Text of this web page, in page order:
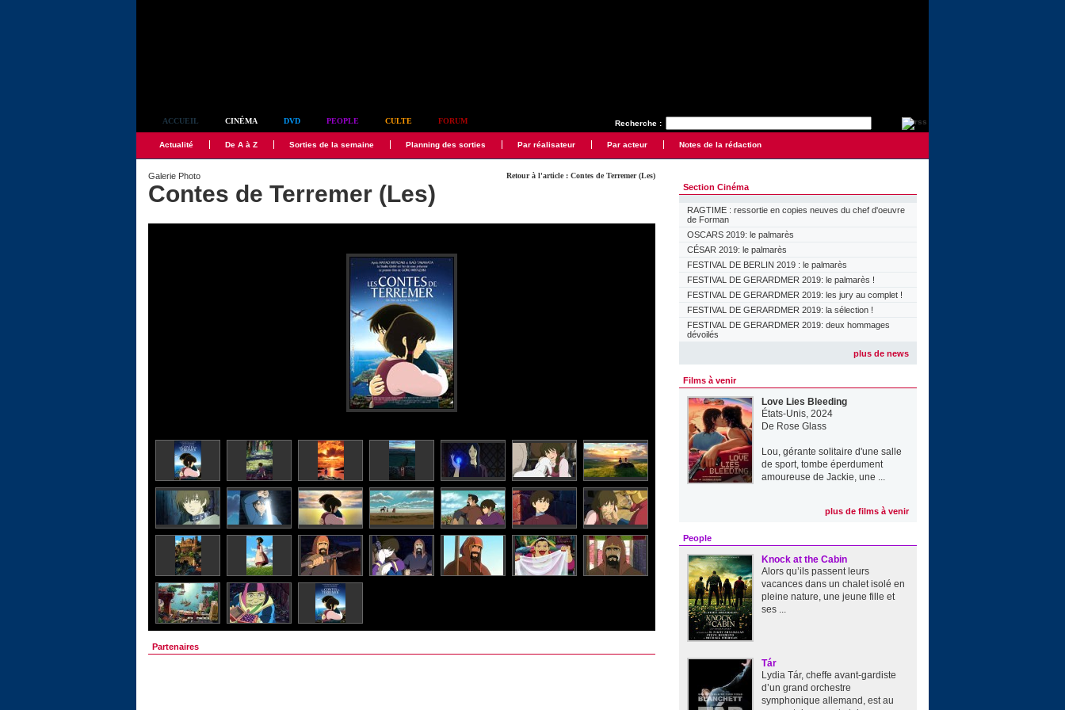
Recherche :
ACCUEIL CINÉMA DVD PEOPLE CULTE FORUM
Actualité De A à Z Sorties de la semaine Planning des sorties Par réalisateur Par acteur Notes de la rédaction
Retour à l'article : Contes de Terremer (Les)
Galerie Photo
Contes de Terremer (Les)
Partenaires
Section Cinéma
RAGTIME : ressortie en copies neuves du chef d'oeuvre
de Forman
OSCARS 2019: le palmarès
CÉSAR 2019: le palmarès
FESTIVAL DE BERLIN 2019 : le palmarès
FESTIVAL DE GERARDMER 2019: le palmarès !
FESTIVAL DE GERARDMER 2019: les jury au complet !
FESTIVAL DE GERARDMER 2019: la sélection !
FESTIVAL DE GERARDMER 2019: deux hommages
dévoilés
plus de news
Films à venir
Love Lies Bleeding
États-Unis, 2024
De Rose Glass
Lou, gérante solitaire d'une salle
de sport, tombe éperdument
amoureuse de Jackie, une ...
plus de films à venir
People
Knock at the Cabin
Alors qu’ils passent leurs
vacances dans un chalet isolé en
pleine nature, une jeune fille et
ses ...
Tár
Lydia Tár, cheffe avant-gardiste
d’un grand orchestre
symphonique allemand, est au